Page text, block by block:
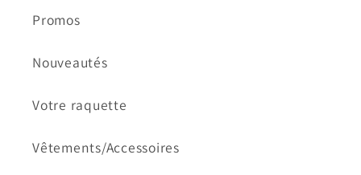
Promos
Nouveautés
Votre raquette
Vêtements/Accessoires